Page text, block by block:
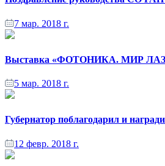
7 мар. 2018 г.
Выставка «ФОТОНИКА. МИР
5 мар. 2018 г.
Губернатор поблагодарил и
12 февр. 2018 г.